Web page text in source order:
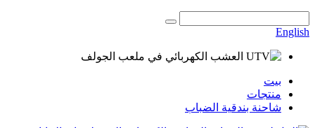
English
بيت
منتجات
شاحنة بندقية الضباب